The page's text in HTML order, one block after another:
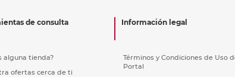
de consulta
alguna tienda?
ofertas cerca de ti
Información legal
Términos y Condiciones de Uso
Portal